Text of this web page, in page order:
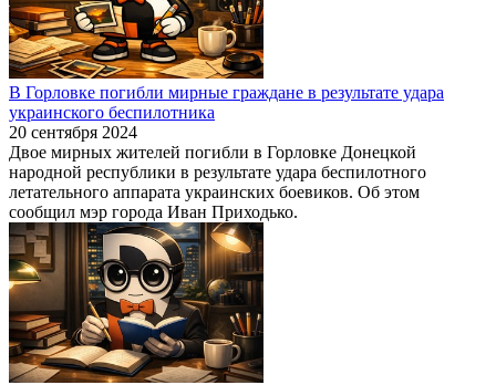
В Горловке погибли мирные граждане в результате удара
украинского беспилотника
20 сентября 2024
Двое мирных жителей погибли в Горловке Донецкой
народной республики в результате удара беспилотного
летательного аппарата украинских боевиков. Об этом
сообщил мэр города Иван Приходько.